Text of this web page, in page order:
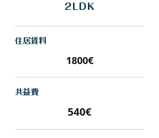
2LDK
住居賃料
1800€
​共益費
540€